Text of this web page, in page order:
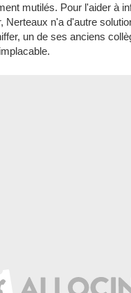
mutilés. Pour l'aider à
Nerteaux n'a d'autre
un de ses anciens